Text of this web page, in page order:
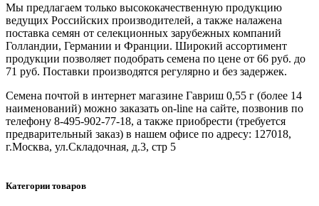
Мы предлагаем только высококачественную продукцию
ведущих Российских производителей, а также налажена
поставка семян от селекционных зарубежных компаний
Голландии, Германии и Франции. Широкий ассортимент
продукции позволяет подобрать семена по цене от 66 руб. до
71 руб. Поставки производятся регулярно и без задержек.
Семена почтой в интернет магазине Гавриш 0,55 г (более 14
наименований) можно заказать on-line на сайте, позвонив по
телефону 8-495-902-77-18, а также приобрести (требуется
предварительный заказ) в нашем офисе по адресу: 127018,
г.Москва, ул.Складочная, д.3, стр 5
Категории товаров